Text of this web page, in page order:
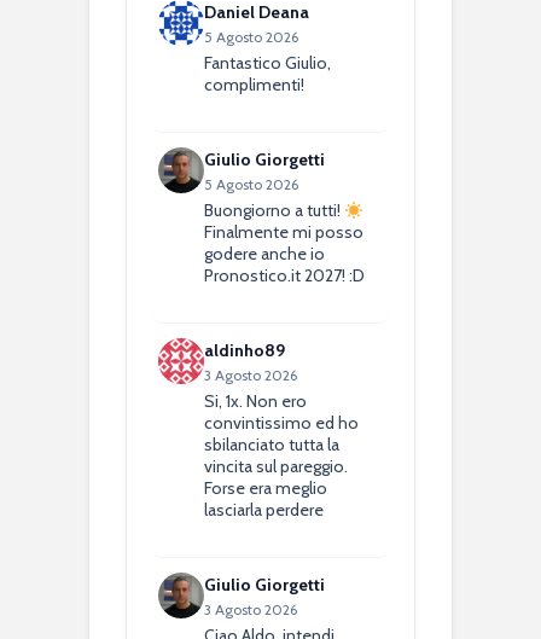
Daniel Deana
5 Agosto 2026
Fantastico Giulio,
complimenti!
Giulio Giorgetti
5 Agosto 2026
Buongiorno a tutti!
Finalmente mi posso
godere anche io
Pronostico.it 2027! :D
aldinho89
3 Agosto 2026
Si, 1x. Non ero
convintissimo ed ho
sbilanciato tutta la
vincita sul pareggio.
Forse era meglio
lasciarla perdere
Giulio Giorgetti
3 Agosto 2026